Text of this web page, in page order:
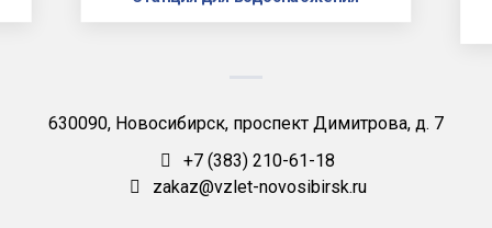
630090, Новосибирск, проспект Димитрова, д. 7
+7 (383) 210-61-18
zakaz@vzlet-novosibirsk.ru